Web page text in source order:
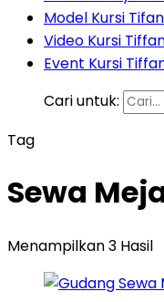
Model Kursi
Video Kursi
Event Kursi
Cari untuk:
Tag
Sewa
Menampilkan 3 Hasil